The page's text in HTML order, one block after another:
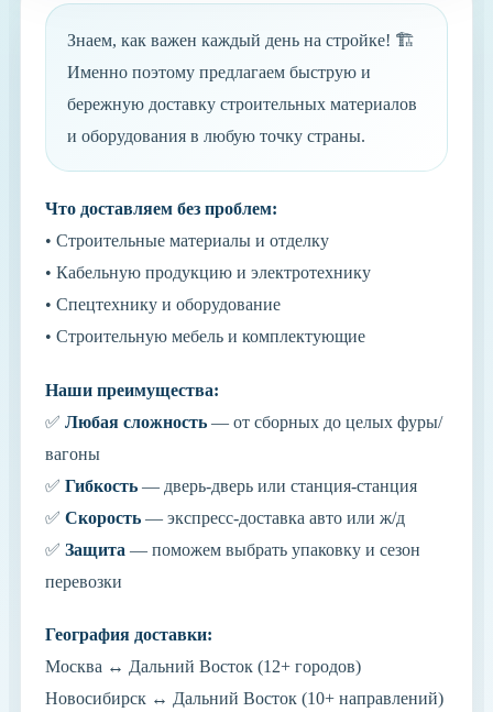
Знаем, как важен каждый день на стройке! 🏗️
Именно поэтому предлагаем быструю и
бережную доставку строительных материалов
и оборудования в любую точку страны.
Что доставляем без проблем:
• Строительные материалы и отделку
• Кабельную продукцию и электротехнику
• Спецтехнику и оборудование
• Строительную мебель и комплектующие
Наши преимущества:
✅ Любая сложность — от сборных до целых фуры/
вагоны
✅ Гибкость — дверь-дверь или станция-станция
✅ Скорость — экспресс-доставка авто или ж/д
✅ Защита — поможем выбрать упаковку и сезон
перевозки
География доставки:
Москва ↔ Дальний Восток (12+ городов)
Новосибирск ↔ Дальний Восток (10+ направлений)